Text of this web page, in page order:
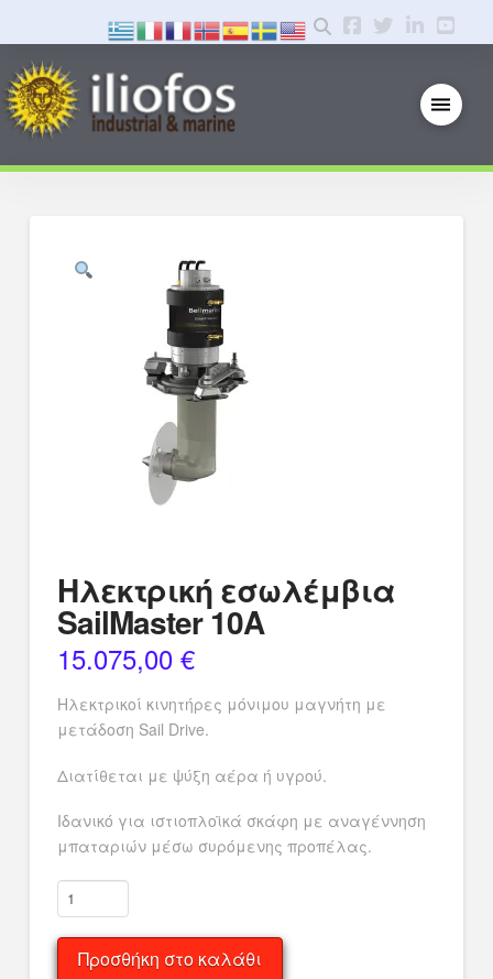
Ηλεκτρική εσωλέμβια
SailMaster 10A
15.075,00 €
Ηλεκτρικοί κινητήρες μόνιμου μαγνήτη με
μετάδοση Sail Drive.
Διατίθεται με ψύξη αέρα ή υγρού.
Ιδανικό για ιστιοπλοϊκά σκάφη με αναγέννηση
μπαταριών μέσω συρόμενης προπέλας.
Ηλεκτρική
εσωλέμβια
SailMaster
10AΠροσθήκη στο καλάθι